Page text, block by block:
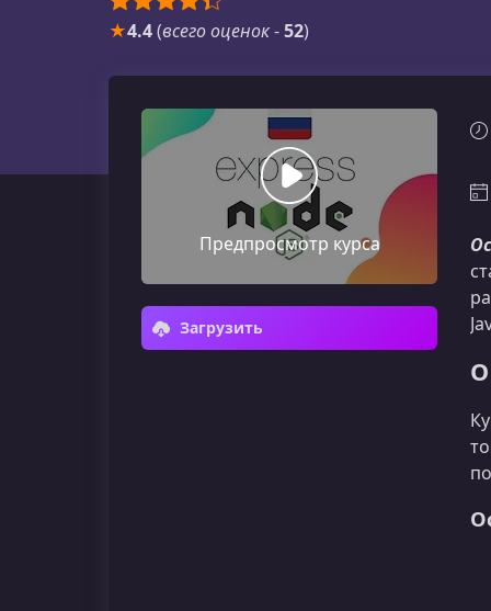
★4.4(всего оценок-52)
Предпросмотр курса
Загрузить